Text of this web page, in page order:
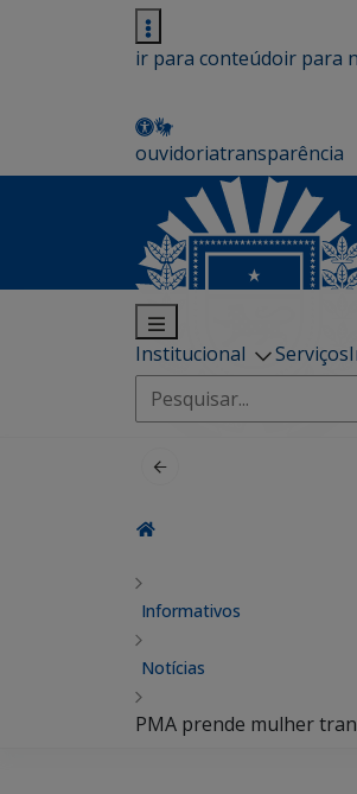
ir para conteúdoir para
ouvidoriatransparência
Institucional Serviços
Pesquisar
por:
Informativos
Notícias
PMA prende mulher